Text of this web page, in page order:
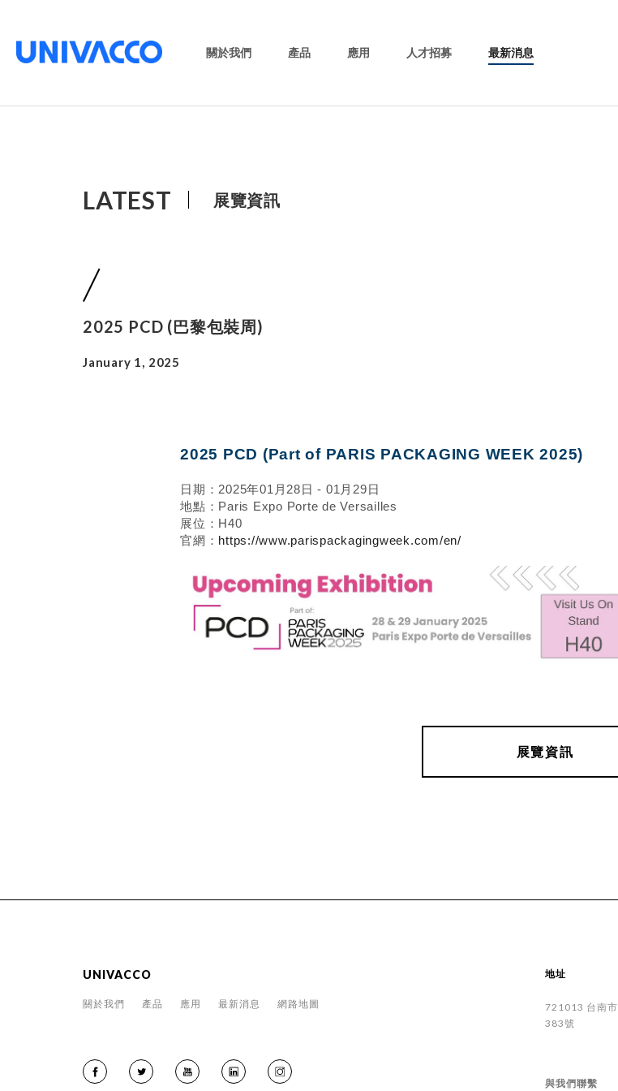
關於我們 產品 應用 人才招募 最新消息
LATEST 展覽資訊
2025 PCD (巴黎包裝周)
January 1, 2025
2025 PCD (Part of PARIS PACKAGING WEEK 2025)
日期：2025年01月28日 - 01月29日
地點：Paris Expo Porte de Versailles
展位：H40
官網： https://www.parispackagingweek.com/en/
展覽資訊
UNIVACCO
關於我們 產品 應用 最新消息 網路地圖
地址
721013 台南市
383號
與我們聯繫